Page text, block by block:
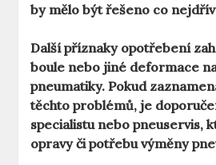
by mělo být řešeno co
Další příznaky opotřebení
boule nebo jiné deformace
pneumatiky. Pokud
těchto problémů, je
specialistu nebo pneuservis,
opravy či potřebu výměny